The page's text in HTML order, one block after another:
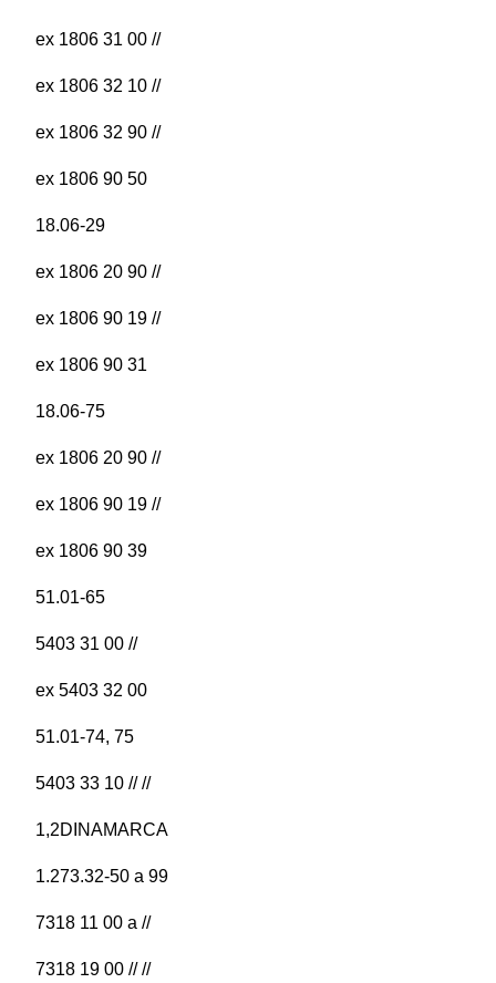
ex 1806 31 00 //
ex 1806 32 10 //
ex 1806 32 90 //
ex 1806 90 50
18.06-29
ex 1806 20 90 //
ex 1806 90 19 //
ex 1806 90 31
18.06-75
ex 1806 20 90 //
ex 1806 90 19 //
ex 1806 90 39
51.01-65
5403 31 00 //
ex 5403 32 00
51.01-74, 75
5403 33 10 // //
1,2DINAMARCA
1.273.32-50 a 99
7318 11 00 a //
7318 19 00 // //